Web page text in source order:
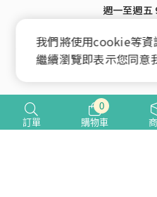
週一至週五
Copyright © 2021 Lu
訂單 購物車
0
我們將使用cookie等資
繼續瀏覽即表示您同意